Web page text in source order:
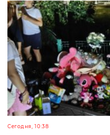
Сегодня, 10:38